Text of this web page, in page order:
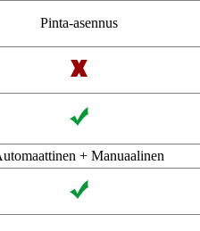
Pinta-asennus
+ Manuaalinen